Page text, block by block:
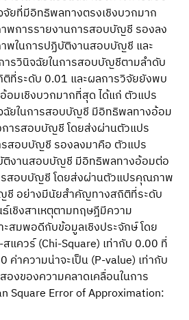
ยที่มีอิทธิพลทางตรงเชิงบวกมาก
พการรายงานการสอบบัญชี รองลง
พในการปฏิบัติงานสอบบัญชี และ
รวินิจฉัยในการสอบบัญชีตามลำดับ
ที่ระดับ 0.01 และผลการวิจัยยังพบ
มเชิงบวกมากที่สุด ได้แก่ ตัวแปร
ฉัยในการสอบบัญชี มีอิทธิพลทางอ้อม
ารสอบบัญชี โดยส่งผ่านตัวแปร
สอบบัญชี รองลงมาคือ ตัวแปร
ติงานสอบบัญชี มีอิทธิพลทางอ้อมต่อ
รสอบบัญชี โดยส่งผ่านตัวแปรคุณภาพ
ชี อย่างมีนัยสำคัญทางสถิติที่ระดับ
เชิงสาเหตุตามทฤษฎีมีความ
สมพอดีกับข้อมูลเชิงประจักษ์ โดย
แควร์ (Chi-Square) เท่ากับ 0.00 ที่
ค่าความน่าจะเป็น (P-value) เท่ากับ
งของความคลาดเคลื่อนในการ
Square Error of Approximation: